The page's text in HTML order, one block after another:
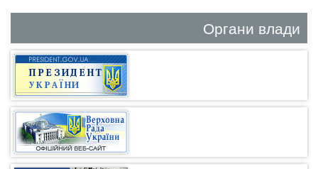
Органи влади